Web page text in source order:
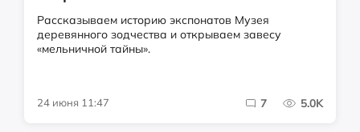
Рассказываем историю экспонатов Музея
деревянного зодчества и открываем завесу
«мельничной тайны».
24 июня 11:47 7 5.0K